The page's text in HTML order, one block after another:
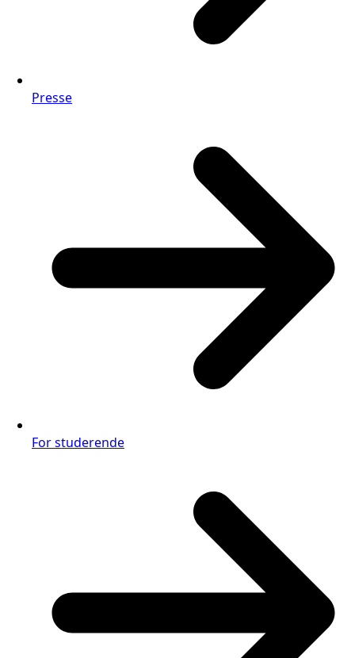
Presse
For studerende